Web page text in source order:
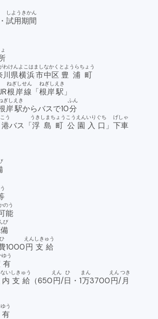
・試用期間
しようきかん
川県
わけん
横浜市
よこはまし
中区
なかく
豊浦町
とようらちょう
根岸線
ねぎしせん
「根岸
ねぎし
駅
えき
」
岸
ぎし
駅
えき
からバスで10分
ふん
う
バス「浮島町
うきしまちょう
公園
こうえん
入口
いりぐち
」下車
げしゃ
能
のう
び
ひ
1000円
えん
支給
しきゅう
有
ゆう
内
ない
支給
しきゅう
（650円
えん
/日
ひ
・1万
まん
3700円
えん
/月
つき
有
ゆう